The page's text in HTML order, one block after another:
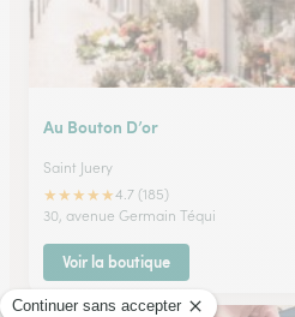
Au Bouton D’or
Saint Juery
★★★★★4.7 (185)
30, avenue Germain Téqui
Voir la boutique